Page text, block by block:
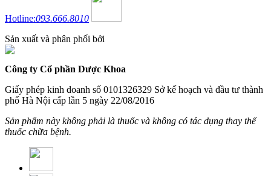
Hotline:093.666.8010
Sản xuất và phân phối bởi
Công ty Cổ phần Dược Khoa
Giấy phép kinh doanh số 0101326329 Sở kế hoạch và đầu tư thành
phố Hà Nội cấp lần 5 ngày 22/08/2016
Sản phẩm này không phải là thuốc và không có tác dụng thay thế
thuốc chữa bệnh.